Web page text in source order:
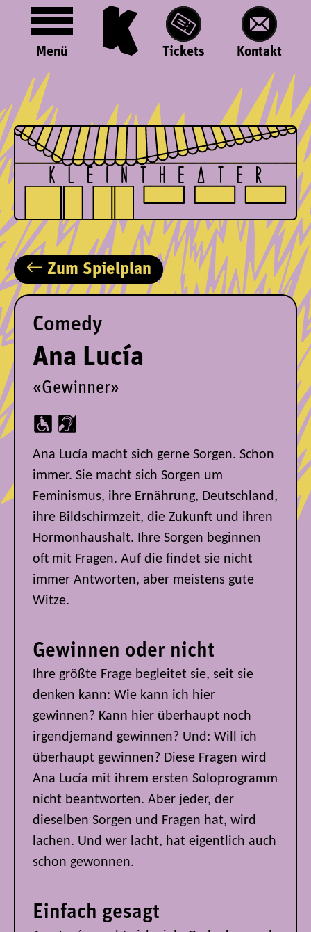
Menü Tickets Kontakt
Zum Spielplan
Comedy
Ana Lucía
«Gewinner»
Ana Lucía macht sich gerne Sorgen. Schon
immer. Sie macht sich Sorgen um
Feminismus, ihre Ernährung, Deutschland,
ihre Bildschirmzeit, die Zukunft und ihren
Hormonhaushalt. Ihre Sorgen beginnen
oft mit Fragen. Auf die findet sie nicht
immer Antworten, aber meistens gute
Witze.
Gewinnen oder nicht
Ihre größte Frage begleitet sie, seit sie
denken kann: Wie kann ich hier
gewinnen? Kann hier überhaupt noch
irgendjemand gewinnen? Und: Will ich
überhaupt gewinnen? Diese Fragen wird
Ana Lucía mit ihrem ersten Soloprogramm
nicht beantworten. Aber jeder, der
dieselben Sorgen und Fragen hat, wird
lachen. Und wer lacht, hat eigentlich auch
schon gewonnen.
Einfach gesagt